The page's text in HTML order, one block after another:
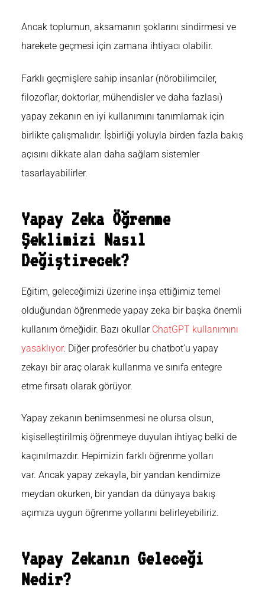
Ancak toplumun, aksamanın şoklarını sindirmesi ve
harekete geçmesi için zamana ihtiyacı olabilir.
Farklı geçmişlere sahip insanlar (nörobilimciler,
filozoflar, doktorlar, mühendisler ve daha fazlası)
yapay zekanın en iyi kullanımını tanımlamak için
birlikte çalışmalıdır. İşbirliği yoluyla birden fazla bakış
açısını dikkate alan daha sağlam sistemler
tasarlayabilirler.
Yapay Zeka Öğrenme
Şeklimizi Nasıl
Değiştirecek?
Eğitim, geleceğimizi üzerine inşa ettiğimiz temel
olduğundan öğrenmede yapay zeka bir başka önemli
kullanım örneğidir. Bazı okullar ChatGPT kullanımını
yasaklıyor. Diğer profesörler bu chatbot’u yapay
zekayı bir araç olarak kullanma ve sınıfa entegre
etme fırsatı olarak görüyor.
Yapay zekanın benimsenmesi ne olursa olsun,
kişiselleştirilmiş öğrenmeye duyulan ihtiyaç belki de
kaçınılmazdır. Hepimizin farklı öğrenme yolları
var. Ancak yapay zekayla, bir yandan kendimize
meydan okurken, bir yandan da dünyaya bakış
açımıza uygun öğrenme yollarını belirleyebiliriz.
Yapay Zekanın Geleceği
Nedir?